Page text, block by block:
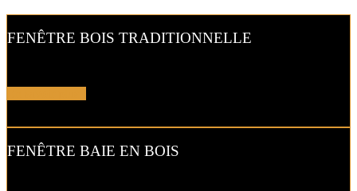
FENÊTRE BOIS TRADITIONNELLE
FENÊTRE BAIE EN BOIS